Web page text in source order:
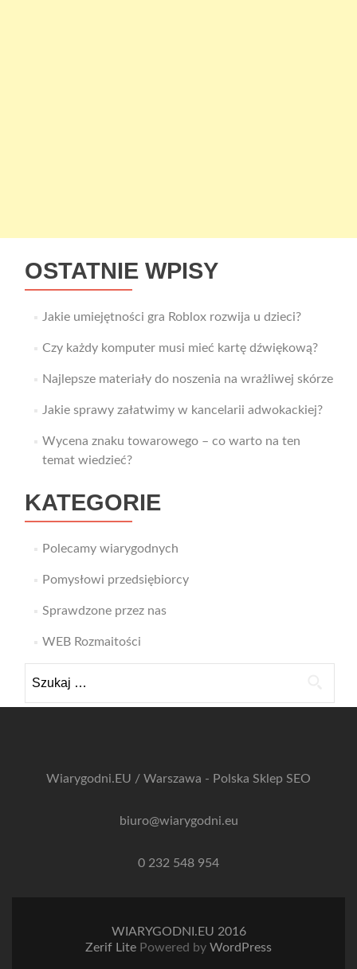
OSTATNIE WPISY
Jakie umiejętności gra Roblox rozwija u dzieci?
Czy każdy komputer musi mieć kartę dźwiękową?
Najlepsze materiały do noszenia na wrażliwej skórze
Jakie sprawy załatwimy w kancelarii adwokackiej?
Wycena znaku towarowego – co warto na ten
temat wiedzieć?
KATEGORIE
Polecamy wiarygodnych
Pomysłowi przedsiębiorcy
Sprawdzone przez nas
WEB Rozmaitości
Wiarygodni.EU / Warszawa - Polska Sklep SEO
biuro@wiarygodni.eu
0 232 548 954
WIARYGODNI.EU 2016
Zerif Lite Powered by WordPress